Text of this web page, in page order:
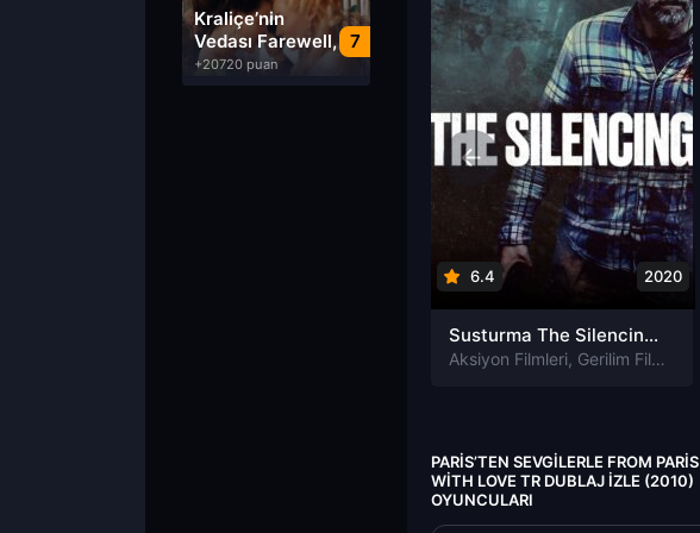
Dublaj izle
7
Kraliçe’nin
Vedası Farewell,
My Queen izle
+20720 puan
6.4 2020
Susturma The Silencing izle
Aksiyon Filmleri, Gerilim Filmleri
PARIS’TEN SEVGILERLE FROM PARIS
WITH LOVE TR DUBLAJ IZLE (2010)
OYUNCULARI